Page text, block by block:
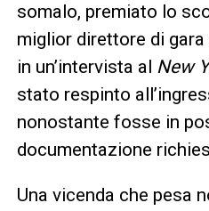
somalo, premiato lo
miglior direttore di
in un’intervista al New
stato respinto
nonostante fosse in
documentazione
Una vicenda che pesa